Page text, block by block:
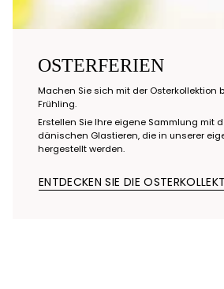
OSTERFERIEN
Machen Sie sich mit der Osterkollektion
Frühling.
Erstellen Sie Ihre eigene Sammlung mit
dänischen Glastieren, die in unserer
hergestellt werden.
ENTDECKEN SIE DIE